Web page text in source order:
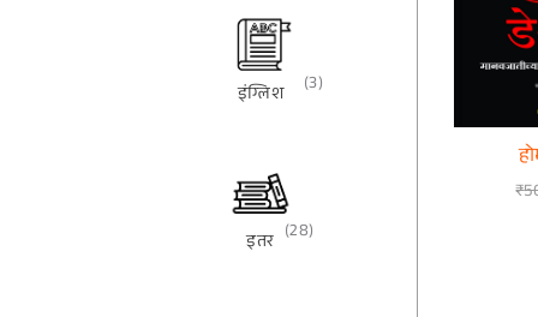
इंग्लिश (3)
इतर (28)
₹